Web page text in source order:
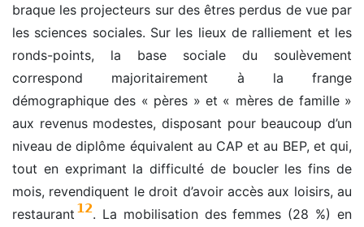
braque les projecteurs sur des êtres perdus de vue par
les sciences sociales. Sur les lieux de ralliement et les
ronds-points, la base sociale du soulèvement
correspond majoritairement à la frange
démographique des « pères » et « mères de famille »
aux revenus modestes, disposant pour beaucoup d’un
niveau de diplôme équivalent au CAP et au BEP, et qui,
tout en exprimant la difficulté de boucler les fins de
mois, revendiquent le droit d’avoir accès aux loisirs, au
restaurant 12. La mobilisation des femmes (28 %) en